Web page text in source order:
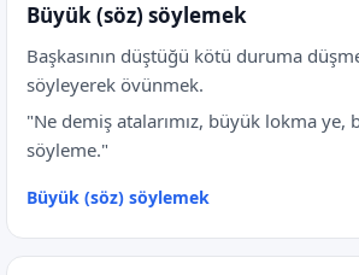
Büyük (söz) söylemek
Başkasının düştüğü kötü duruma
söyleyerek övünmek.
"Ne demiş atalarımız, büyük lokma ye,
söyleme."
Büyük (söz) söylemek